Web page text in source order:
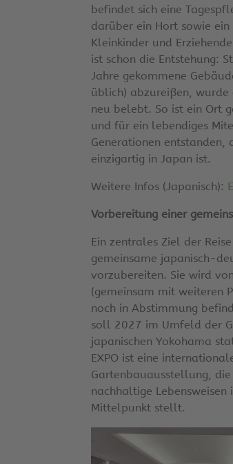
befindet sich eine
darüber ein Hort sowie ein
Kleinkinder und
ist schon die Entstehung:
Jahre gekommene
üblich) abzureißen, wurde
neu belebt. So ist ein Ort
und für ein lebendiges
Generationen entstanden,
einzigartig in Japan ist.
Weitere Infos (Japanisch):
Vorbereitung einer
Ein zentrales Ziel der
gemeinsame japanisch-
vorzubereiten. Sie wird von
(gemeinsam mit weiteren
noch in Abstimmung
soll 2027 im Umfeld der
japanischen Yokohama
EXPO ist eine
Gartenbauausstellung,
nachhaltige Lebensweisen
Mittelpunkt stellt.